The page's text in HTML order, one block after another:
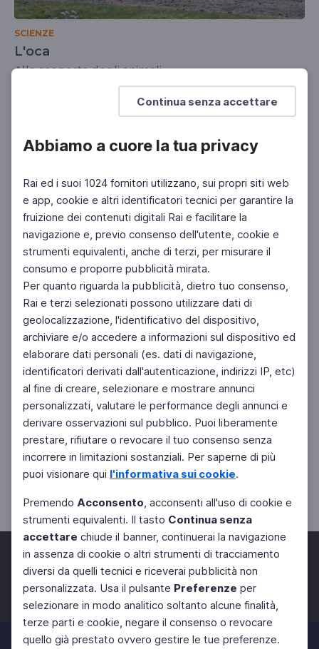
Continua senza accettare
Abbiamo a cuore la tua privacy
Rai ed i suoi 1024 fornitori utilizzano, sui propri siti web
e app, cookie e altri identificatori tecnici per garantire la
fruizione dei contenuti digitali Rai e facilitare la
navigazione e, previo consenso dell'utente, cookie e
strumenti equivalenti, anche di terzi, per misurare il
consumo e proporre pubblicità mirata.
Per quanto riguarda la pubblicità, dietro tuo consenso,
Rai e terzi selezionati possono utilizzare dati di
geolocalizzazione, l'identificativo del dispositivo,
archiviare e/o accedere a informazioni sul dispositivo ed
elaborare dati personali (es. dati di navigazione,
identificatori derivati dall'autenticazione, indirizzi IP, etc)
al fine di creare, selezionare e mostrare annunci
personalizzati, valutare le performance degli annunci e
derivare osservazioni sul pubblico. Puoi liberamente
prestare, rifiutare o revocare il tuo consenso senza
incorrere in limitazioni sostanziali. Per saperne di più
puoi visionare qui l'informativa sui cookie.
Premendo Acconsento, acconsenti all'uso di cookie e
strumenti equivalenti. Il tasto Continua senza
accettare chiude il banner, continuerai la navigazione
in assenza di cookie o altri strumenti di tracciamento
diversi da quelli tecnici e riceverai pubblicità non
personalizzata. Usa il pulsante Preferenze per
selezionare in modo analitico soltanto alcune finalità,
terze parti e cookie, negare il consenso o revocare
quello già prestato ovvero gestire le tue preferenze.
SCIENZE
L'oca
Alla scoperta degli animali
Facebook Twitter Instagram